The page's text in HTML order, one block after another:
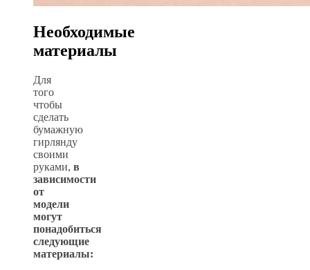
Необходимые
материалы
Для
того
чтобы
сделать
бумажную
гирлянду
своими
руками, в
зависимости
от
модели
могут
понадобиться
следующие
материалы: